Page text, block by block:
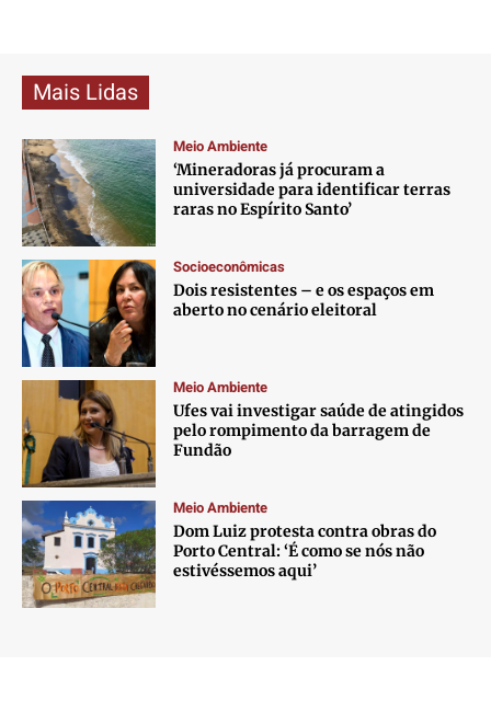
Mais Lidas
Meio Ambiente
‘Mineradoras já procuram a
universidade para identificar terras
raras no Espírito Santo’
Socioeconômicas
Dois resistentes – e os espaços em
aberto no cenário eleitoral
Meio Ambiente
Ufes vai investigar saúde de atingidos
pelo rompimento da barragem de
Fundão
Meio Ambiente
Dom Luiz protesta contra obras do
Porto Central: ‘É como se nós não
estivéssemos aqui’